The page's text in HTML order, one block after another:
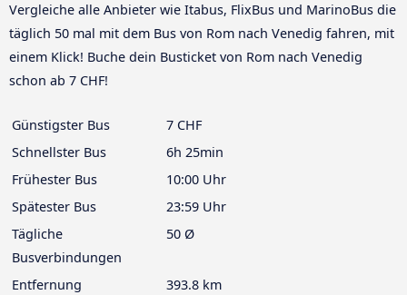
Vergleiche alle Anbieter wie Itabus, FlixBus und MarinoBus die
täglich 50 mal mit dem Bus von Rom nach Venedig fahren, mit
einem Klick! Buche dein Busticket von Rom nach Venedig
schon ab 7 CHF!
Günstigster Bus
7 CHF
Schnellster Bus
6h 25min
Frühester Bus
10:00 Uhr
Spätester Bus
23:59 Uhr
Tägliche
Busverbindungen
50 Ø
Entfernung
393.8 km